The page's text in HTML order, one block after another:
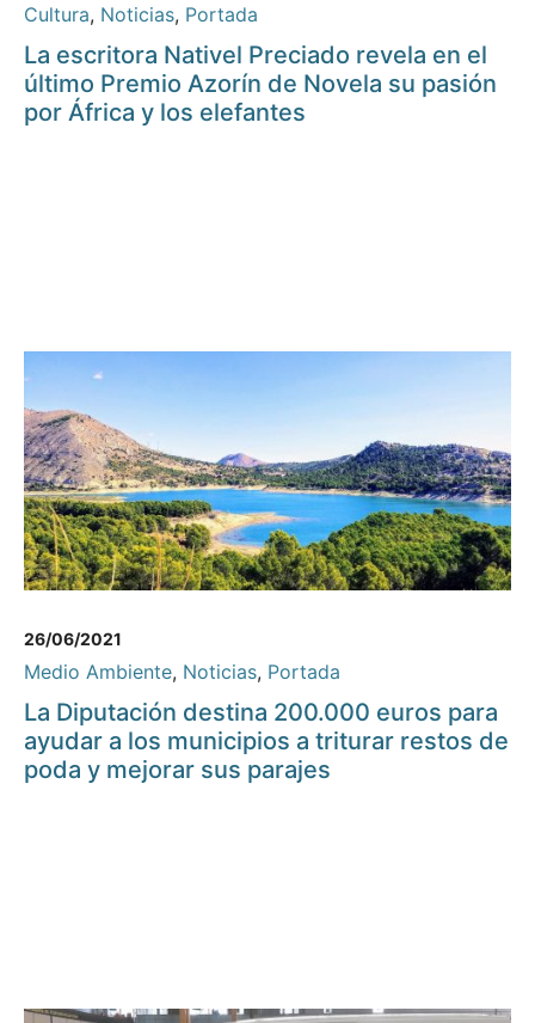
Cultura, Noticias, Portada
La escritora Nativel Preciado revela en el
último Premio Azorín de Novela su pasión
por África y los elefantes
26/06/2021
Medio Ambiente, Noticias, Portada
La Diputación destina 200.000 euros para
ayudar a los municipios a triturar restos de
poda y mejorar sus parajes